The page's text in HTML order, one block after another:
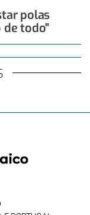
polas
de todo"